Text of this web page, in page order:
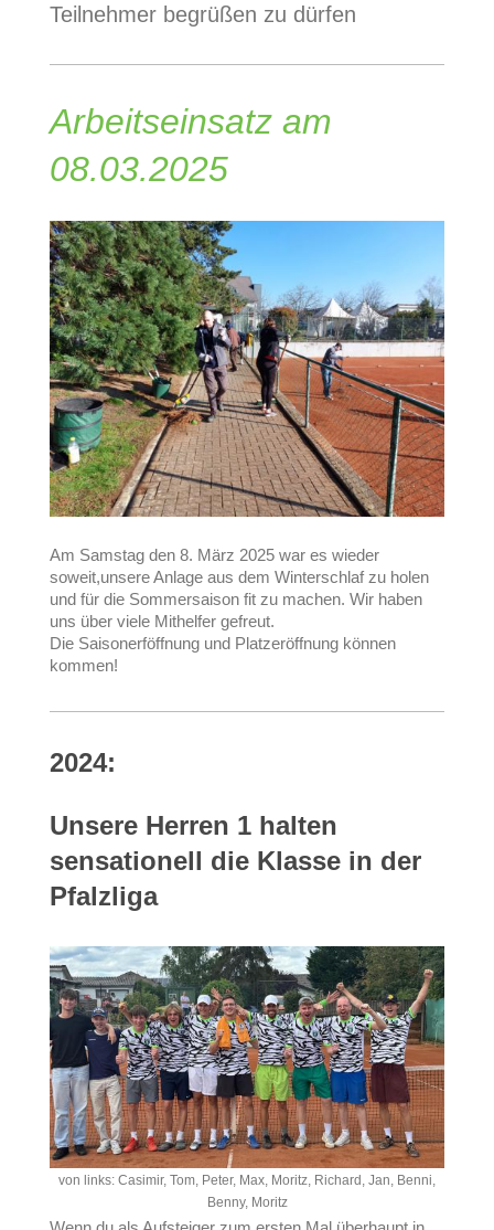
Teilnehmer begrüßen zu dürfen
Arbeitseinsatz am
08.03.2025
Am Samstag den 8. März 2025 war es wieder
soweit,unsere Anlage aus dem Winterschlaf zu holen
und für die Sommersaison fit zu machen. Wir haben
uns über viele Mithelfer gefreut.
Die Saisonerföffnung und Platzeröffnung können
kommen!
2024:
Unsere Herren 1 halten
sensationell die Klasse in der
Pfalzliga
von links: Casimir, Tom, Peter, Max, Moritz, Richard, Jan, Benni,
Benny, Moritz